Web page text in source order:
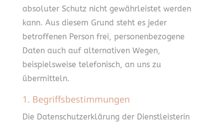
absoluter Schutz nicht gewährleistet werden
kann. Aus diesem Grund steht es jeder
betroffenen Person frei, personenbezogene
Daten auch auf alternativen Wegen,
beispielsweise telefonisch, an uns zu
übermitteln.
1. Begriffsbestimmungen
Die Datenschutzerklärung der Dienstleisterin